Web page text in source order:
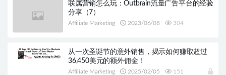
联属营销怎么玩：Outbrain流量广告平台的经验
分享（7）
Affiliate Marketing 2023/06/08 304
从一次圣诞节的意外销售，揭示如何赚取超过
36,450美元的额外佣金！
Affiliate Marketing 2025/02/05 151